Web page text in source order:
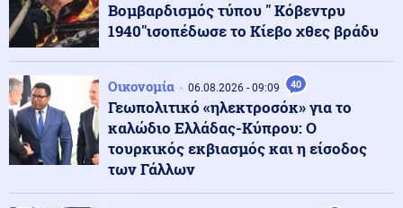
του νότιου Λιβάνου έως ότου εφαρμοστεί η συμφωνία
Κόσμος 06.08.2026 - 23:14
Επιβεβαιώνεται η ανοδική τάση της AfD στη Γερμανία:
Στο 28% ανέβηκε, βυθίζεται η δημοτικότητα του Μερτς
Κόσμος 06.08.2026 - 23:07
Ξεκινά δελτίο νερού στο Πουέρτο Ρίκο λόγω της
ξηρασίας
Βομβαρδισμός τύπου " Κόβεντρυ
1940"ισοπέδωσε το Κίεβο χθες βράδυ
Οικονομία 06.08.2026 - 09:09 40
Γεωπολιτικό «ηλεκτροσόκ» για το
καλώδιο Ελλάδας-Κύπρου: Ο
τουρκικός εκβιασμός και η είσοδος
των Γάλλων